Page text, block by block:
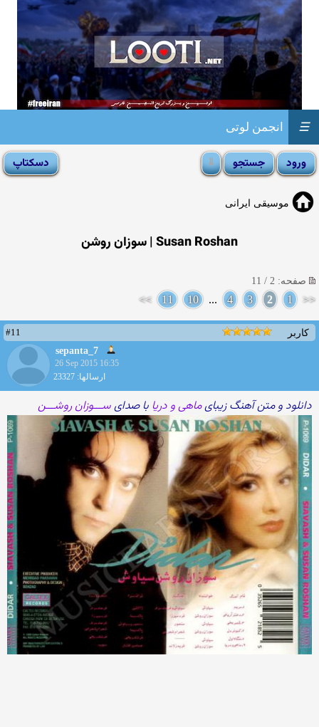
انجمن لوتی ☰
موسیقی ایرانی
Susan Roshan | سوزان روشن
صفحه: 2 / 11
<<
1
2
3
4
...
10
11
>>
کاربر
#11
sepanta_7
26 Sep 2015 16:35
ارسالها: 23327
دانلود و متن آهنگ زیبایماهی و دریا با صدایســـوزان روشـــن